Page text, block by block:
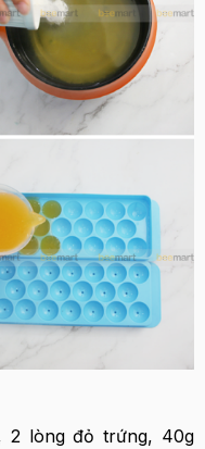
2 lòng đỏ trứng, 40g